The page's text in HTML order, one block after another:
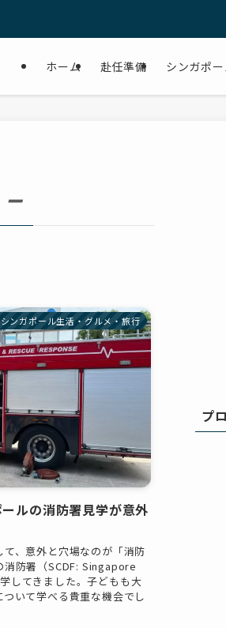
ホーム 赴任準備 シンガポ
シンガポール生活・グルメ・旅行
ルの消防署見学が意外
、意外と穴場なのが「消防
防署（SCDF: Singapore
してきました。子どもも大
いて学べる貴重な機会でし
プ